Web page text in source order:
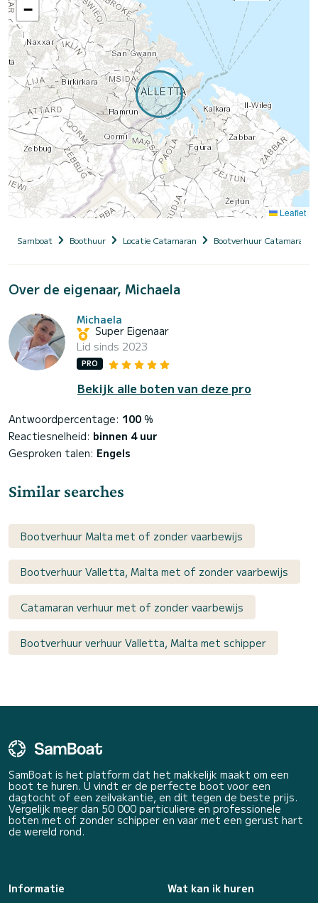
−
Leaflet
Samboat Boothuur Locatie Catamaran Bootverhuur Catamaran
Over de eigenaar, Michaela
Michaela
Super Eigenaar
Lid sinds 2023
PRO
Bekijk alle boten van deze pro
Antwoordpercentage: 100 %
Reactiesnelheid: binnen 4 uur
Gesproken talen: Engels
Similar searches
Bootverhuur Malta met of zonder vaarbewijs
Bootverhuur Valletta, Malta met of zonder vaarbewijs
Catamaran verhuur met of zonder vaarbewijs
Bootverhuur verhuur Valletta, Malta met schipper
SamBoat is het platform dat het makkelijk maakt om een
boot te huren. U vindt er de perfecte boot voor een
dagtocht of een zeilvakantie, en dit tegen de beste prijs.
Vergelijk meer dan 50 000 particuliere en professionele
boten met of zonder schipper en vaar met een gerust hart
de wereld rond.
Informatie
Wat kan ik huren